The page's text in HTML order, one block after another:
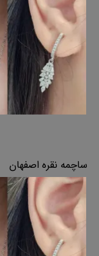
ساچمه نقره اصفهان